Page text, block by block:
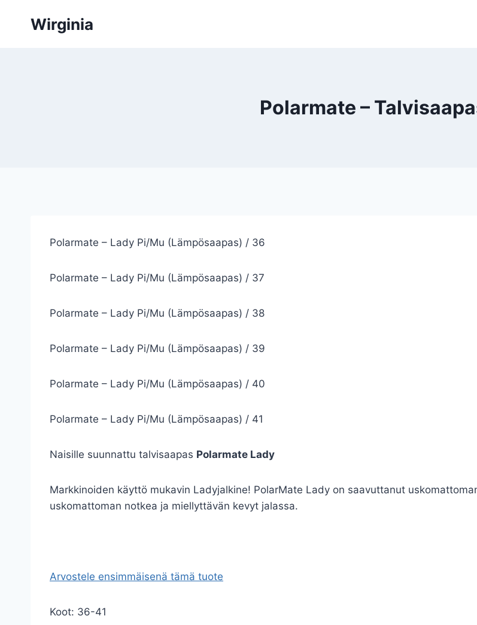
sisältöönWirginia
Polarmate –
Polarmate – Lady Pi/Mu (Lämpösaapas) / 36
Polarmate – Lady Pi/Mu (Lämpösaapas) / 37
Polarmate – Lady Pi/Mu (Lämpösaapas) / 38
Polarmate – Lady Pi/Mu (Lämpösaapas) / 39
Polarmate – Lady Pi/Mu (Lämpösaapas) / 40
Polarmate – Lady Pi/Mu (Lämpösaapas) / 41
Naisille suunnattu talvisaapas Polarmate Lady
Markkinoiden käyttö­ mukavin Lady­jalkine! PolarMate Lady on saavuttanut
uskomattoman notkea ja miellyttävän kevyt jalassa.
Arvostele ensimmäisenä tämä tuote
Koot: 36-41